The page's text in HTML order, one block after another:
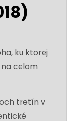
ku ktorej
celom
tretín v